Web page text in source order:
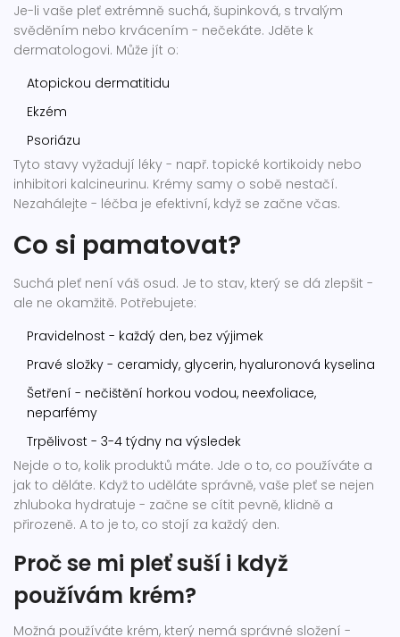
Je-li vaše pleť extrémně suchá, šupinková, s trvalým
svěděním nebo krvácením - nečekáte. Jděte k
dermatologovi. Může jít o:
Atopickou dermatitidu
Ekzém
Psoriázu
Tyto stavy vyžadují léky - např. topické kortikoidy nebo
inhibitori kalcineurinu. Krémy samy o sobě nestačí.
Nezahálejte - léčba je efektivní, když se začne včas.
Co si pamatovat?
Suchá pleť není váš osud. Je to stav, který se dá zlepšit -
ale ne okamžitě. Potřebujete:
Pravidelnost - každý den, bez výjimek
Pravé složky - ceramidy, glycerin, hyaluronová kyselina
Šetření - nečištění horkou vodou, neexfoliace,
neparfémy
Trpělivost - 3-4 týdny na výsledek
Nejde o to, kolik produktů máte. Jde o to, co používáte a
jak to děláte. Když to uděláte správně, vaše pleť se nejen
zhluboka hydratuje - začne se cítit pevně, klidně a
přirozeně. A to je to, co stojí za každý den.
Proč se mi pleť suší i když
používám krém?
Možná používáte krém, který nemá správné složení -